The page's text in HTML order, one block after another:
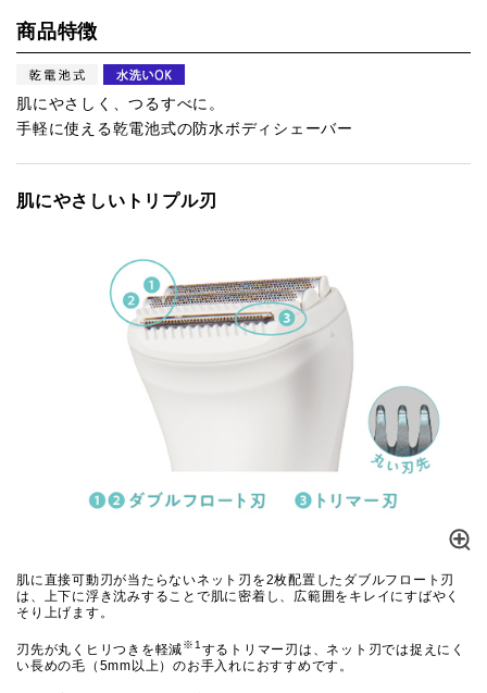
商品特徴
肌にやさしく、つるすべに。
手軽に使える乾電池式の防水ボディシェーバー
肌にやさしいトリプル刃
肌に直接可動刃が当たらないネット刃を2枚配置したダブルフロート刃
は、上下に浮き沈みすることで肌に密着し、広範囲をキレイにすばやく
そり上げます。
刃先が丸くヒリつきを軽減※1 するトリマー刃は、ネット刃では捉えにく
い長めの毛（5mm以上）のお手入れにおすすめです。